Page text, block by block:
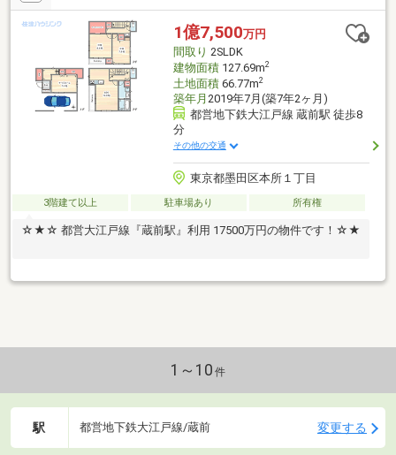
1億7,500万円
間取り 2SLDK
建物面積127.69m2
土地面積66.77m2
築年月 2019年7月(築7年2ヶ月)
都営地下鉄大江戸線 蔵前駅 徒歩8
分
その他の交通
東京都墨田区本所１丁目
3階建て以上 駐車場あり 所有権
☆★☆ 都営大江戸線『蔵前駅』利用 17500万円の物件です！☆★
1～10 件
駅 都営地下鉄大江戸線/蔵前 変更する